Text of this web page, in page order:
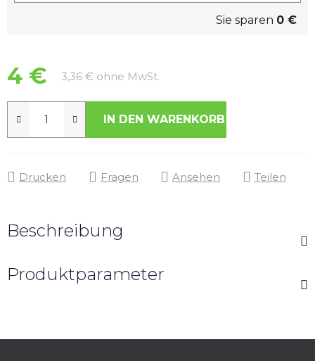
Sie sparen 0 €
4 € 3,36 € ohne MwSt.
IN DEN WARENKORB
Drucken Fragen Ansehen Teilen
Beschreibung
Produktparameter